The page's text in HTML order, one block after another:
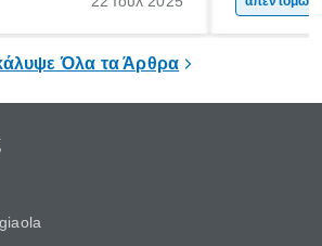
καλό να την λαμβάνουν
Όλα τα Άρθρα